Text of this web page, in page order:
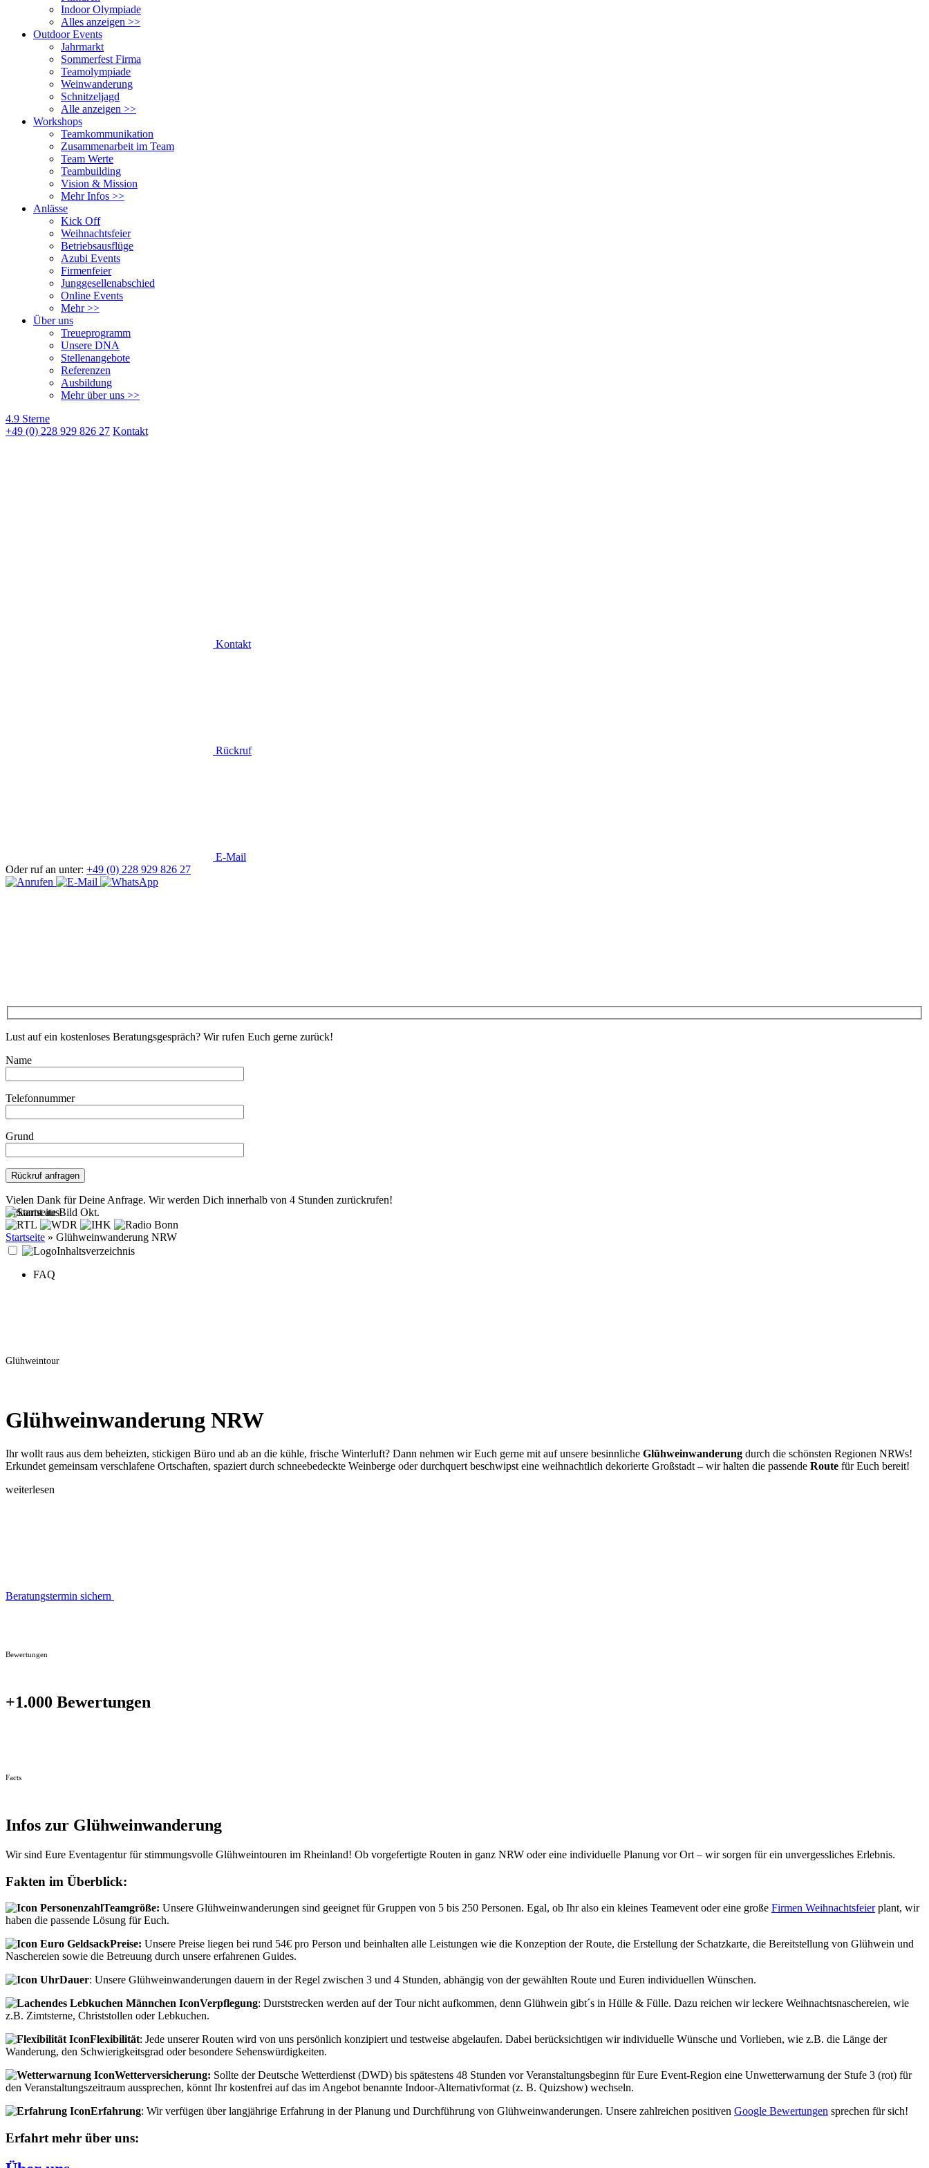
Indoor Olympiade
Alles anzeigen >>
Outdoor Events
Jahrmarkt
Sommerfest Firma
Teamolympiade
Weinwanderung
Schnitzeljagd
Alle anzeigen >>
Workshops
Teamkommunikation
Zusammenarbeit im Team
Team Werte
Teambuilding
Vision & Mission
Mehr Infos >>
Anlässe
Kick Off
Weihnachtsfeier
Betriebsausflüge
Azubi Events
Firmenfeier
Junggesellenabschied
Online Events
Mehr >>
Über uns
Treueprogramm
Unsere DNA
Stellenangebote
Referenzen
Ausbildung
Mehr über uns >>
4.9 Sterne
+49 (0) 228 929 826 27 Kontakt
Kontakt
Rückruf
E-Mail
Oder ruf an unter: +49 (0) 228 929 826 27
Lust auf ein kostenloses Beratungsgespräch? Wir rufen Euch gerne zurück!
Name
Telefonnummer
Grund
Vielen Dank für Deine Anfrage. Wir werden Dich innerhalb von 4 Stunden zurückrufen!
Bekannt aus:
Startseite » Glühweinwanderung NRW
Inhaltsverzeichnis
FAQ
Glühweintour
Glühweinwanderung NRW
Ihr wollt raus aus dem beheizten, stickigen Büro und ab an die kühle, frische Winterluft? Dann nehmen wir Euch gerne mit auf unsere besinnliche Glühweinwanderung durch die schönsten Regionen NRWs!
Erkundet gemeinsam verschlafene Ortschaften, spaziert durch schneebedeckte Weinberge oder durchquert beschwipst eine weihnachtlich dekorierte Großstadt – wir halten die passende Route für Euch bereit!
weiterlesen
Beratungstermin sichern
Bewertungen
+1.000 Bewertungen
Facts
Infos zur Glühweinwanderung
Wir sind Eure Eventagentur für stimmungsvolle Glühweintouren im Rheinland! Ob vorgefertigte Routen in ganz NRW oder eine individuelle Planung vor Ort – wir sorgen für ein unvergessliches Erlebnis.
Fakten im Überblick:
Teamgröße: Unsere Glühweinwanderungen sind geeignet für Gruppen von 5 bis 250 Personen. Egal, ob Ihr also ein kleines Teamevent oder eine große Firmen Weihnachtsfeierplant, wir
haben die passende Lösung für Euch.
Preise: Unsere Preise liegen bei rund 54€ pro Person und beinhalten alle Leistungen wie die Konzeption der Route, die Erstellung der Schatzkarte, die Bereitstellung von Glühwein und
Naschereien sowie die Betreuung durch unsere erfahrenen Guides.
Dauer: Unsere Glühweinwanderungen dauern in der Regel zwischen 3 und 4 Stunden, abhängig von der gewählten Route und Euren individuellen Wünschen.
Verpflegung: Durststrecken werden auf der Tour nicht aufkommen, denn Glühwein gibt´s in Hülle & Fülle. Dazu reichen wir leckere Weihnachtsnaschereien, wie
z.B. Zimtsterne, Christstollen oder Lebkuchen.
Flexibilität: Jede unserer Routen wird von uns persönlich konzipiert und testweise abgelaufen. Dabei berücksichtigen wir individuelle Wünsche und Vorlieben, wie z.B. die Länge der
Wanderung, den Schwierigkeitsgrad oder besondere Sehenswürdigkeiten.
Wetterversicherung: Sollte der Deutsche Wetterdienst (DWD) bis spätestens 48 Stunden vor Veranstaltungsbeginn für Eure Event-Region eine Unwetterwarnung der Stufe 3 (rot) für
den Veranstaltungszeitraum aussprechen, könnt Ihr kostenfrei auf das im Angebot benannte Indoor-Alternativformat (z. B. Quizshow) wechseln.
Erfahrung: Wir verfügen über langjährige Erfahrung in der Planung und Durchführung von Glühweinwanderungen. Unsere zahlreichen positiven Google Bewertungen sprechen für sich!
Erfahrt mehr über uns: